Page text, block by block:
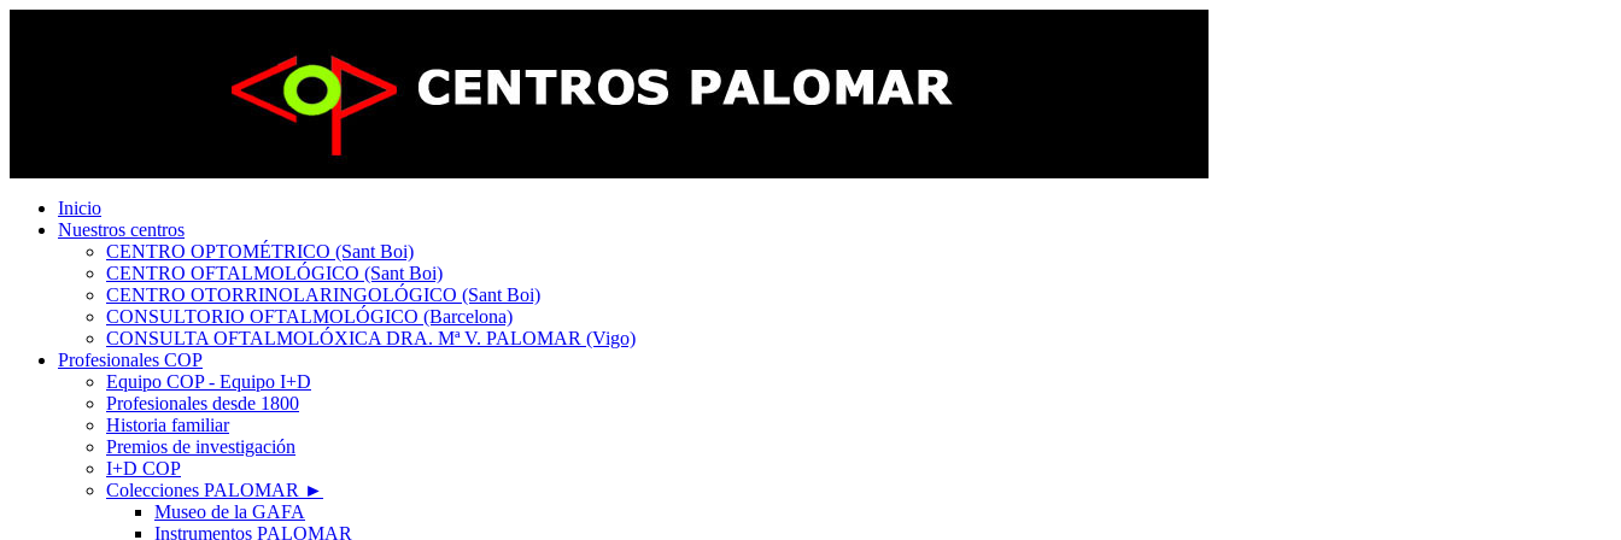
Inicio
Nuestros centros
CENTRO OPTOMÉTRICO (Sant Boi)
CENTRO OFTALMOLÓGICO (Sant Boi)
CENTRO OTORRINOLARINGOLÓGICO (Sant Boi)
CONSULTORIO OFTALMOLÓGICO (Barcelona)
CONSULTA OFTALMOLÓXICA DRA. Mª V. PALOMAR (Vigo)
Profesionales COP
Equipo COP - Equipo I+D
Profesionales desde 1800
Historia familiar
Premios de investigación
I+D COP
Colecciones PALOMAR ►
Museo de la GAFA
Instrumentos PALOMAR